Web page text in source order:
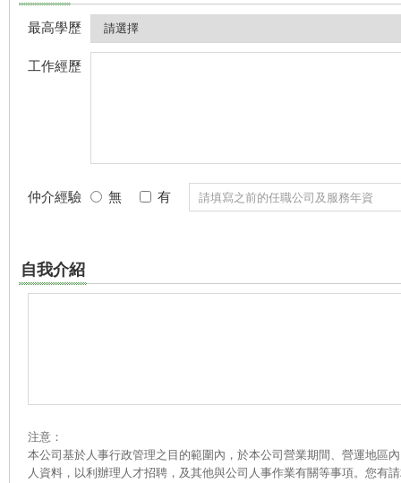
最高學歷
工作經歷
仲介經驗 無 有
自我介紹
注意：
本公司基於人事行政管理之目的範圍內，於本公司營業期間、營運地區
人資料，以利辦理人才招聘，及其他與公司人事作業有關等事項。您有